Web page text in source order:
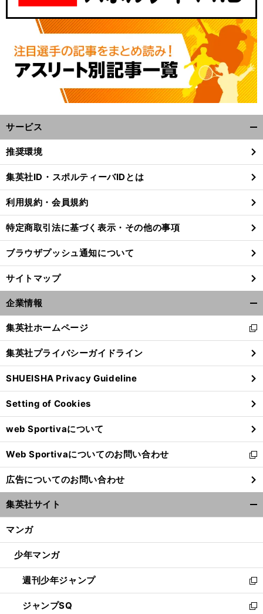
サービス
閉
る
推奨環境
集英社ID・スポルティーバIDとは
利用規約・会員規約
特定商取引法に基づく表示・その他の事項
ブラウザプッシュ通知について
サイトマップ
企業情報
閉
る
集英社ホームページ
新
し
い
ウ
ィ
ン
ド
ウ
で
開
く
集英社プライバシーガイドライン
SHUEISHA Privacy Guideline
Setting of Cookies
web Sportivaについて
Web Sportivaについてのお問い合わせ
新
し
い
ウ
ィ
ン
ウ
開
く
広告についてのお問い合わせ
集英社サイト
マンガ
少年マンガ
週刊少年ジャンプ
新
し
い
ジャンプSQ
新